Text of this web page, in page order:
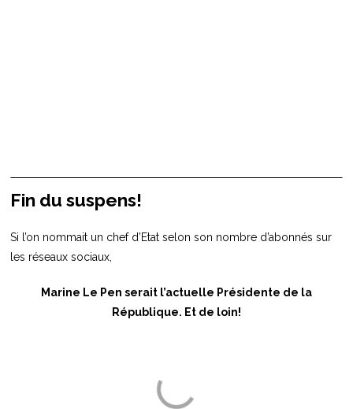
Fin du suspens!
Si l’on nommait un chef d’Etat selon son nombre d’abonnés sur
les réseaux sociaux,
Marine Le Pen serait l’actuelle Présidente de la
République. Et de loin!